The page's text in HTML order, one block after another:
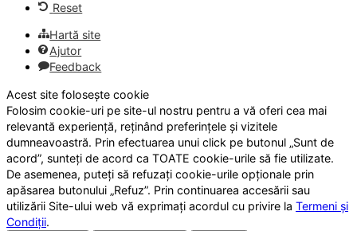
Reset
Hartă site
Ajutor
Feedback
Acest site folosește cookie
Folosim cookie-uri pe site-ul nostru pentru a vă oferi cea mai
relevantă experiență, reținând preferințele și vizitele
dumneavoastră. Prin efectuarea unui click pe butonul „Sunt de
acord”, sunteți de acord ca TOATE cookie-urile să fie utilizate.
De asemenea, puteți să refuzați cookie-urile opționale prin
apăsarea butonului „Refuz”. Prin continuarea accesării sau
utilizării Site-ului web vă exprimați acordul cu privire la Termeni și
Condiții.